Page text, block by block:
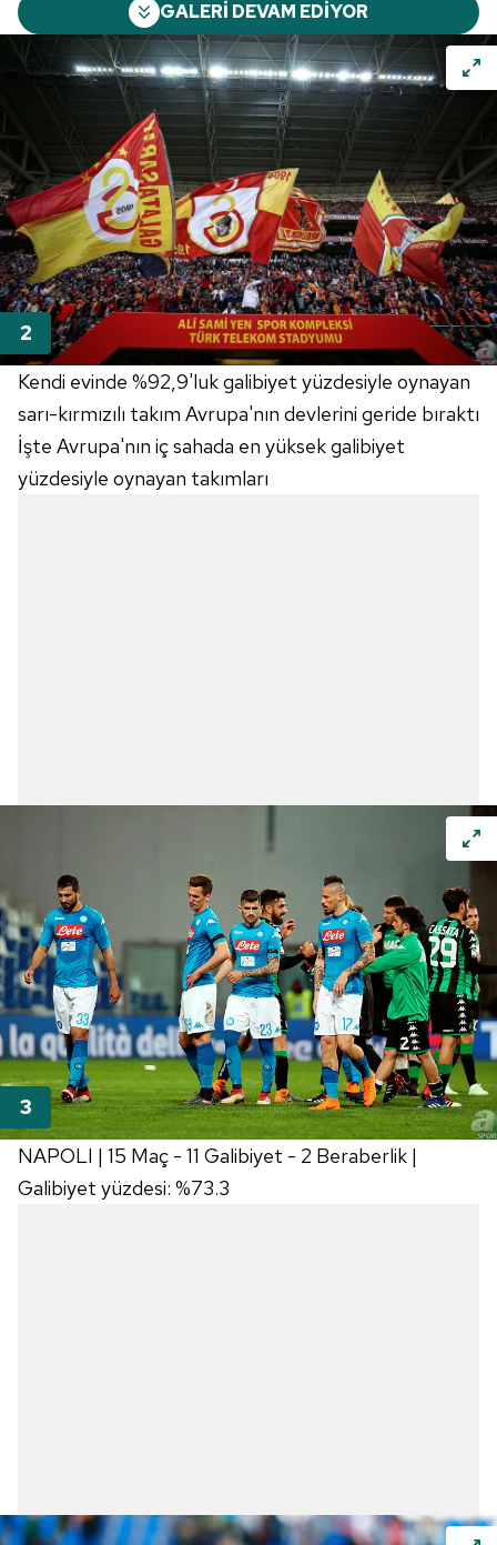
GALERİ DEVAM EDİYOR
Kendi evinde %92,9'luk galibiyet yüzdesiyle oynayan
sarı-kırmızılı takım Avrupa'nın devlerini geride bıraktı
İşte Avrupa'nın iç sahada en yüksek galibiyet
yüzdesiyle oynayan takımları
NAPOLI | 15 Maç - 11 Galibiyet - 2 Beraberlik |
Galibiyet yüzdesi: %73.3